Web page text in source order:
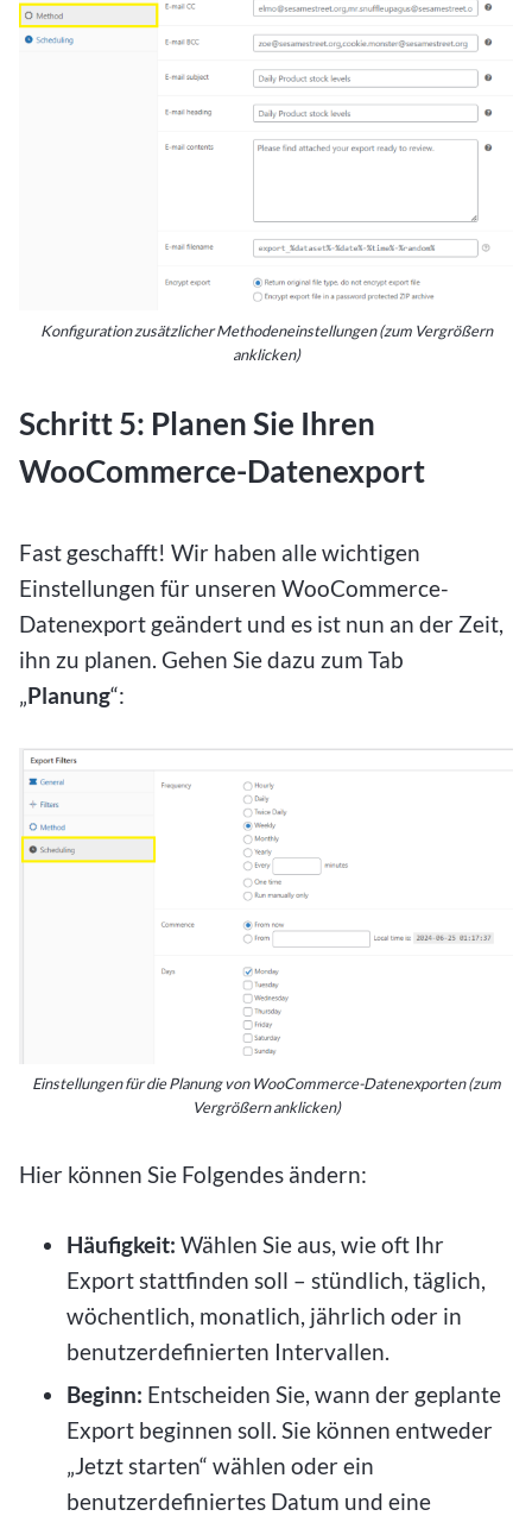
Konfiguration zusätzlicher Methodeneinstellungen (zum Vergrößern
anklicken)
Schritt 5: Planen Sie Ihren
WooCommerce-Datenexport
Fast geschafft! Wir haben alle wichtigen
Einstellungen für unseren WooCommerce-
Datenexport geändert und es ist nun an der Zeit,
ihn zu planen. Gehen Sie dazu zum Tab
„Planung“:
Einstellungen für die Planung von WooCommerce-Datenexporten (zum
Vergrößern anklicken)
Hier können Sie Folgendes ändern:
Häufigkeit: Wählen Sie aus, wie oft Ihr
Export stattfinden soll – stündlich, täglich,
wöchentlich, monatlich, jährlich oder in
benutzerdefinierten Intervallen.
Beginn: Entscheiden Sie, wann der geplante
Export beginnen soll. Sie können entweder
„Jetzt starten“ wählen oder ein
benutzerdefiniertes Datum und eine